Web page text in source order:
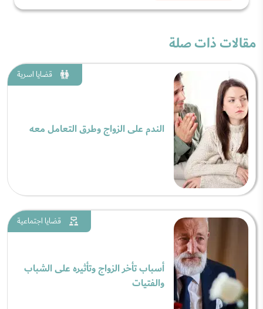
مقالات ذات صلة
قضايا اسرية
الندم على الزواج وطرق التعامل معه
قضايا اجتماعية
أسباب تأخر الزواج وتأثيره على الشباب
والفتيات